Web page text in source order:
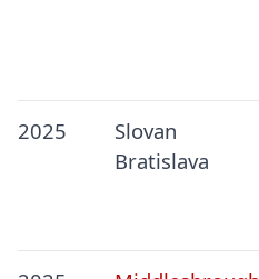
2025
Slovan
Bratislava